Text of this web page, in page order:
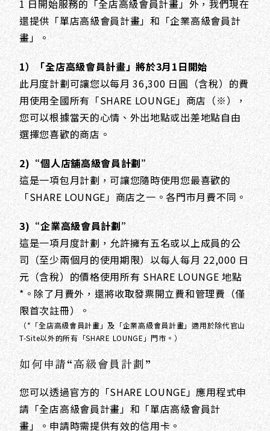
1 日開始服務的「全店高級會員計畫」外，我們現在
還提供「單店高級會員計畫」和「企業高級會員計
畫」。
1）「全店高級會員計畫」將於3月1日開始
此月度計劃可讓您以每月 36,300 日圓（含稅）的費
用使用全國所有「SHARE LOUNGE」商店（※），
您可以根據當天的心情、外出地點或出差地點自由
選擇您喜歡的商店。
2)“個人店舖高級會員計劃”
這是一項包月計劃，可讓您隨時使用您最喜歡的
「SHARE LOUNGE」商店之一。各門市月費不同。
3)“企業高級會員計劃”
這是一項月度計劃，允許擁有五名或以上成員的公
司（至少兩個月的使用期限）以每人每月 22,000 日
元（含稅）的價格使用所有 SHARE LOUNGE 地點
*。除了月費外，還將收取發票開立費和管理費（僅
限首次註冊）。
（*「全店高級會員計畫」及「企業高級會員計畫」適用於除代官山
T-Site以外的所有「SHARE LOUNGE」門市。）
如何申請“高級會員計劃”
您可以透過官方的「SHARE LOUNGE」應用程式申
請「全店高級會員計畫」和「單店高級會員計
畫」。申請時需提供有效的信用卡。